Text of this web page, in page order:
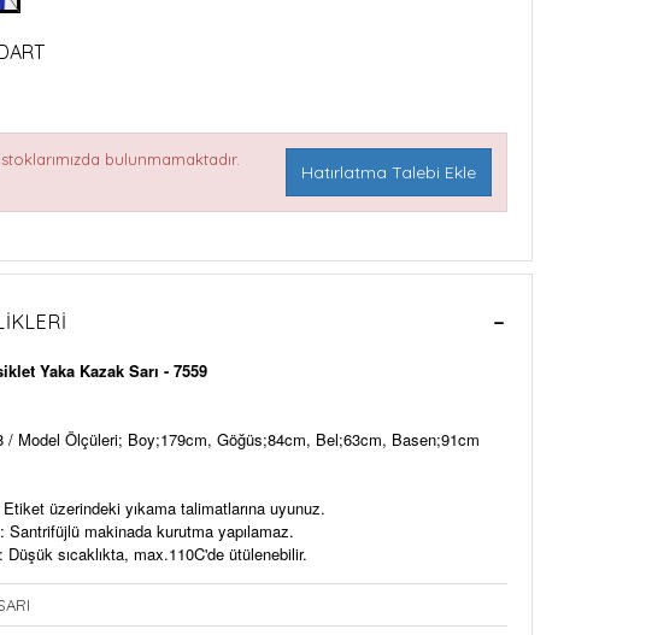
bulunmamaktadır.
Hatırlatma Talebi Ekle
Yaka Kazak Sarı - 7559
/ Model Ölçüleri; Boy;179cm, Göğüs;84cm, Bel;63cm, Basen;91cm
Etiket üzerindeki yıkama talimatlarına uyunuz.
Santrifüjlü makinada kurutma yapılamaz.
Düşük sıcaklıkta, max.110C'de ütülenebilir.